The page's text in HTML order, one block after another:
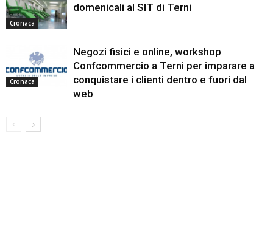
Cronaca
domenicali al SIT di Terni
Cronaca
Negozi fisici e online, workshop
Confcommercio a Terni per imparare a
conquistare i clienti dentro e fuori dal
web